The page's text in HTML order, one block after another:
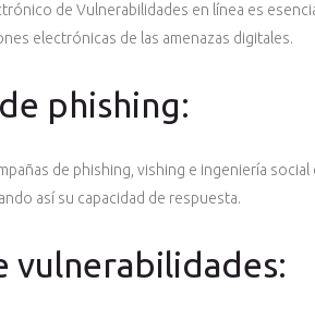
de Vulnerabilidades en línea es
electrónicas de las amenazas digitales.
phishing:
de phishing, vishing e ingeniería
así su capacidad de respuesta.
vulnerabilidades: